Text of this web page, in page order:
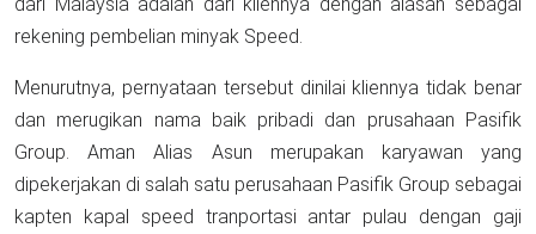
rekening pembelian minyak Speed.
Menurutnya, pernyataan tersebut dinilai kliennya tidak benar
dan merugikan nama baik pribadi dan prusahaan Pasifik
Group. Aman Alias Asun merupakan karyawan yang
dipekerjakan di salah satu perusahaan Pasifik Group sebagai
kapten kapal speed tranportasi antar pulau dengan gaji